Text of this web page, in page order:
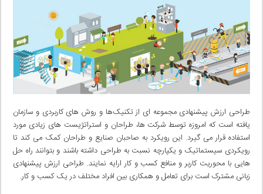
طراحی ارزش پیشنهادی مجموعه ای از تکنیک‌ها و روش های کاربردی و سازمان
یافته است که امروزه توسط شرکت ها، طراحان و استراتژیست های زیادی مورد
استفاده قرار می گیرد. این رویکرد به صاحبان صنایع و طراحان کمک می کند تا
رویکردی سیستماتیک و یکپارچه نسبت به طراحی داشته باشند و بتوانند راه حل
هایی با محوریت کاربر و منافع کسب و کار ارایه نمایند. طراحی ارزش پیشنهادی
زبانی مشترک است برای تعامل و همکاری بین افراد مختلف در یک کسب و کار.